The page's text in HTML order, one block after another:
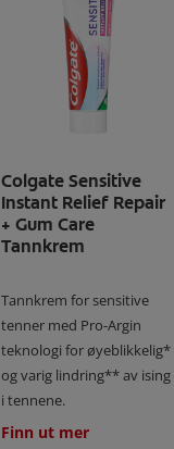
Colgate Sensitive
Instant Relief Repair
+ Gum Care
Tannkrem
Tannkrem for sensitive
tenner med Pro-Argin
teknologi for øyeblikkelig*
og varig lindring** av ising
i tennene.
Finn ut mer